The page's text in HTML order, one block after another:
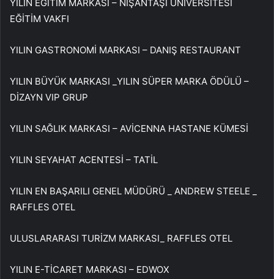
YILIN EĞİTİM MARKASI – NİŞANTAŞI ÜNİVERSİTESİ
EĞİTİM VAKFI
YILIN GASTRONOMİ MARKASI – DANIŞ RESTAURANT
YILIN BÜYÜK MARKASI _YILIN SÜPER MARKA ÖDÜLÜ –
DİZAYN VIP GRUP
YILIN SAĞLIK MARKASI – AVİCENNA HASTANE KÜMESİ
YILIN SEYAHAT ACENTESİ – TATİL
YILIN EN BAŞARILI GENEL MÜDÜRÜ _ ANDREW STEELE _
RAFFLES OTEL
ULUSLARARASI TURİZM MARKASI_ RAFFLES OTEL
YILIN E-TİCARET MARKASI – EDWOX